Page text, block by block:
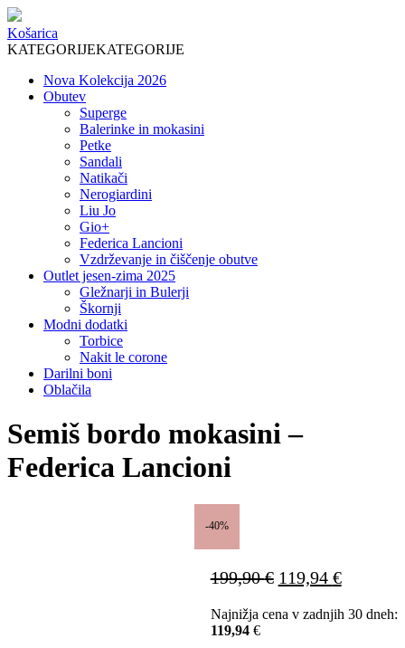
Košarica
KATEGORIJEKATEGORIJE
Nova Kolekcija 2026
Obutev
Superge
Balerinke in mokasini
Petke
Sandali
Natikači
Nerogiardini
Liu Jo
Gio+
Federica Lancioni
Vzdrževanje in čiščenje obutve
Outlet jesen-zima 2025
Gležnarji in Bulerji
Škornji
Modni dodatki
Torbice
Nakit le corone
Darilni boni
Oblačila
Semiš bordo mokasini –
Federica Lancioni
-40%
199,90€ Izvirna
je
119,94 €Trenutna
je:
Najnižja cena v zadnjih 30 dneh:
119,94 €